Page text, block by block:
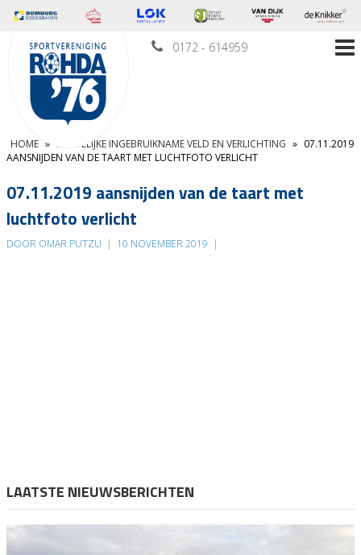
0172 - 614959
HOME » FEESTELIJKE INGEBRUIKNAME VELD EN VERLICHTING » 07.11.2019
AANSNIJDEN VAN DE TAART MET LUCHTFOTO VERLICHT
07.11.2019 aansnijden van de taart met
luchtfoto verlicht
DOOR OMAR PUTZU | 10 NOVEMBER 2019 |
LAATSTE NIEUWSBERICHTEN